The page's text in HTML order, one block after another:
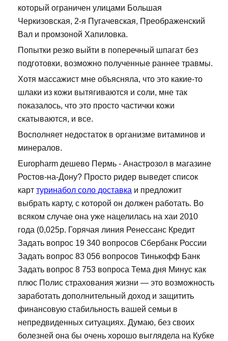
который ограничен улицами Большая
Черкизовская, 2-я Пугачевская, Преображенский
Вал и промзоной Хапиловка.
Попытки резко выйти в поперечный шпагат без
подготовки, возможно полученные раннее травмы.
Хотя массажист мне объясняла, что это какие-то
шлаки из кожи вытягиваются и соли, мне так
показалось, что это просто частички кожи
скатываются, и все.
Восполняет недостаток в организме витаминов и
минералов.
Europharm дешево Пермь - Анастрозол в магазине
Ростов-на-Дону? Просто ридер выведет список
карт туринабол соло доставка и предложит
выбрать карту, с которой он должен работать. Во
всяком случае она уже нацелилась на хаи 2010
года (0,025р. Горячая линия Ренессанс Кредит
Задать вопрос 19 340 вопросов Сбербанк России
Задать вопрос 83 056 вопросов Тинькофф Банк
Задать вопрос 8 753 вопроса Тема дня Минус как
плюс Полис страхования жизни — это возможность
заработать дополнительный доход и защитить
финансовую стабильность вашей семьи в
непредвиденных ситуациях. Думаю, без своих
болезней она бы очень хорошо выглядела на Кубке